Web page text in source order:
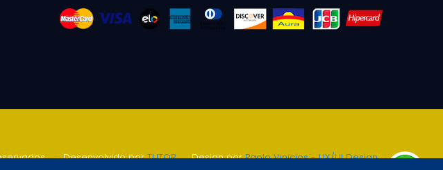
. Desenvolvido porTUTOR . Design porPaolo Vinicios - UX/UI Design